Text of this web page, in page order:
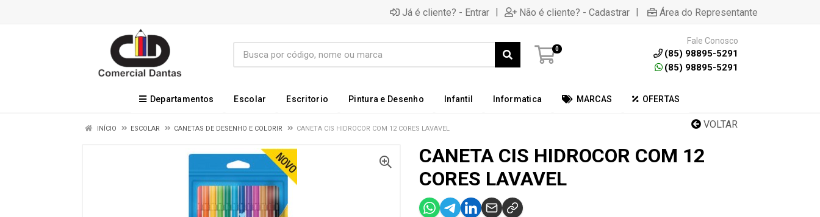
Já é cliente? - Entrar | Não é cliente? - Cadastrar | Área do Representante
0
Fale Conosco
(85) 98895-5291
(85) 98895-5291
Departamentos Escolar Escritorio Pintura e Desenho Infantil Informatica MARCAS OFERTAS
VOLTAR
INÍCIO ESCOLAR CANETAS DE DESENHO E COLORIR CANETA CIS HIDROCOR COM 12 CORES LAVAVEL
CANETA CIS HIDROCOR COM 12
CORES LAVAVEL